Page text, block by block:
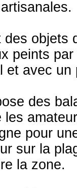
objets
peints
et avec
des
les
pour
sur la
la zone.